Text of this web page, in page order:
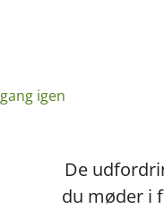
igen
De
du møder i